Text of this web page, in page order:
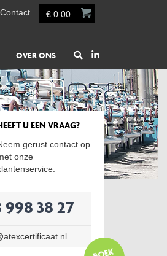
Contact € 0.00
OVER ONS
U EEN VRAAG?
gerust contact op
onze
998 38 27